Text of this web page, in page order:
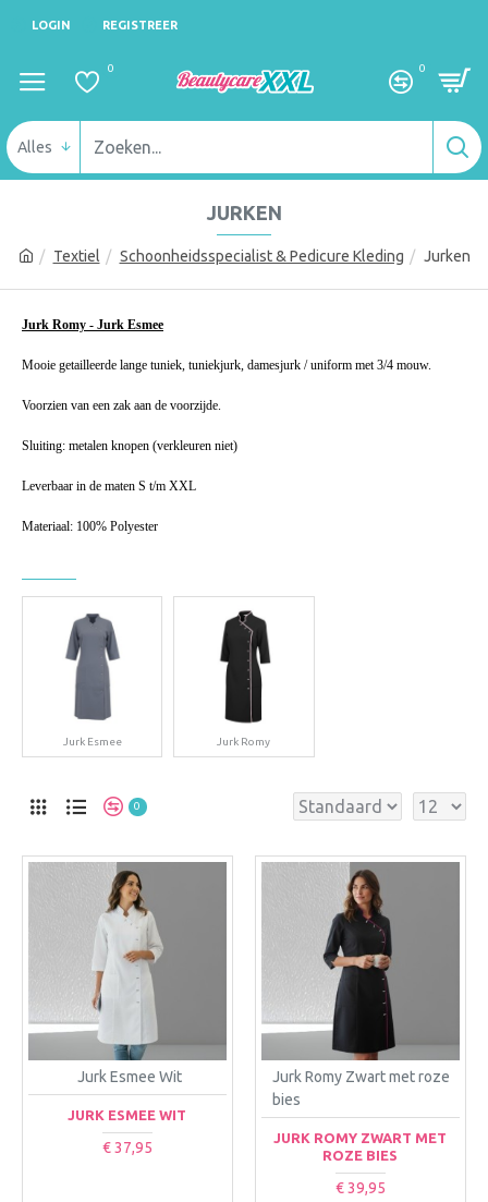
LOGIN REGISTREER
0 0
Alles
Textiel Schoonheidsspecialist & Pedicure Kleding Jurken
JURKEN
Jurk Romy - Jurk Esmee
Mooie getailleerde lange tuniek, tuniekjurk, damesjurk / uniform met 3/4 mouw.
Voorzien van een zak aan de voorzijde.
Sluiting: metalen knopen (verkleuren niet)
Leverbaar in de maten S t/m XXL
Materiaal: 100% Polyester
Jurk Esmee Jurk Romy
0
Jurk Esmee Wit
JURK ESMEE WIT
€ 37,95
Jurk Romy Zwart met roze
bies
JURK ROMY ZWART MET
ROZE BIES
€ 39,95